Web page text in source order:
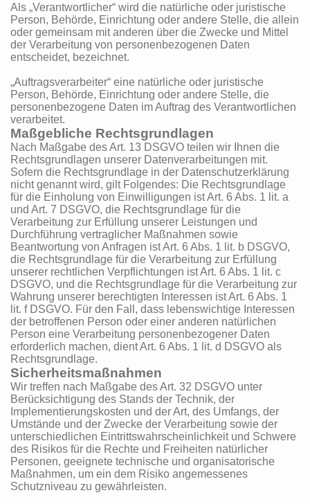
Als „Verantwortlicher“ wird die natürliche oder juristische
Person, Behörde, Einrichtung oder andere Stelle, die allein
oder gemeinsam mit anderen über die Zwecke und Mittel
der Verarbeitung von personenbezogenen Daten
entscheidet, bezeichnet.
„Auftragsverarbeiter“ eine natürliche oder juristische
Person, Behörde, Einrichtung oder andere Stelle, die
personenbezogene Daten im Auftrag des Verantwortlichen
verarbeitet.
Maßgebliche Rechtsgrundlagen
Nach Maßgabe des Art. 13 DSGVO teilen wir Ihnen die
Rechtsgrundlagen unserer Datenverarbeitungen mit.
Sofern die Rechtsgrundlage in der Datenschutzerklärung
nicht genannt wird, gilt Folgendes: Die Rechtsgrundlage
für die Einholung von Einwilligungen ist Art. 6 Abs. 1 lit. a
und Art. 7 DSGVO, die Rechtsgrundlage für die
Verarbeitung zur Erfüllung unserer Leistungen und
Durchführung vertraglicher Maßnahmen sowie
Beantwortung von Anfragen ist Art. 6 Abs. 1 lit. b DSGVO,
die Rechtsgrundlage für die Verarbeitung zur Erfüllung
unserer rechtlichen Verpflichtungen ist Art. 6 Abs. 1 lit. c
DSGVO, und die Rechtsgrundlage für die Verarbeitung zur
Wahrung unserer berechtigten Interessen ist Art. 6 Abs. 1
lit. f DSGVO. Für den Fall, dass lebenswichtige Interessen
der betroffenen Person oder einer anderen natürlichen
Person eine Verarbeitung personenbezogener Daten
erforderlich machen, dient Art. 6 Abs. 1 lit. d DSGVO als
Rechtsgrundlage.
Sicherheitsmaßnahmen
Wir treffen nach Maßgabe des Art. 32 DSGVO unter
Berücksichtigung des Stands der Technik, der
Implementierungskosten und der Art, des Umfangs, der
Umstände und der Zwecke der Verarbeitung sowie der
unterschiedlichen Eintrittswahrscheinlichkeit und Schwere
des Risikos für die Rechte und Freiheiten natürlicher
Personen, geeignete technische und organisatorische
Maßnahmen, um ein dem Risiko angemessenes
Schutzniveau zu gewährleisten.